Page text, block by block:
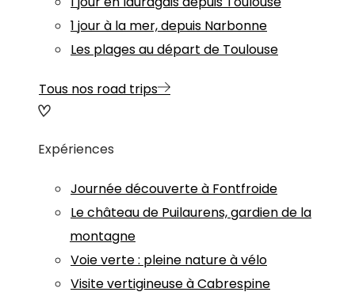
1 jour à la mer, depuis Narbonne
Les plages au départ de Toulouse
Tous nos road trips
Expériences
Journée découverte à Fontfroide
Le château de Puilaurens, gardien de la
montagne
Voie verte : pleine nature à vélo
Visite vertigineuse à Cabrespine